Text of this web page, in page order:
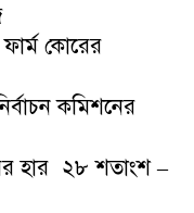
ফার্ম কোরের
কমিশনের
হার ২৮ শতাংশ –